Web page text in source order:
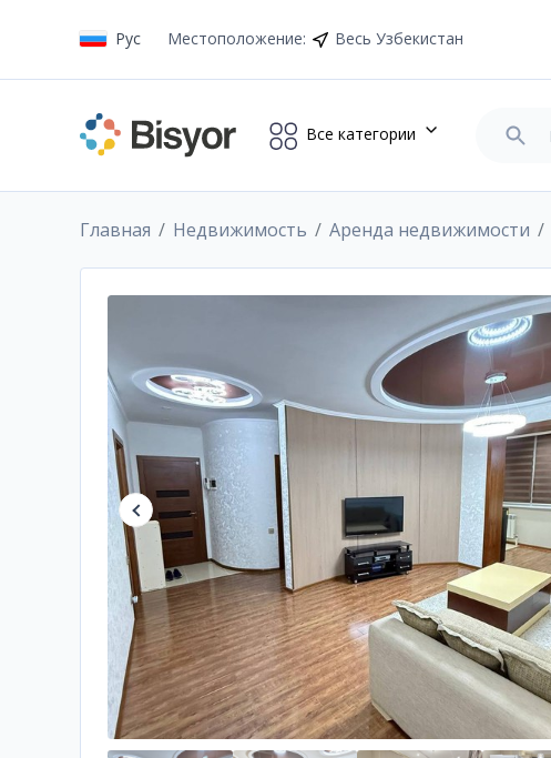
Рус Местоположение: Весь Узбекистан
Все категории
Главная Недвижимость Аренда недвижимости